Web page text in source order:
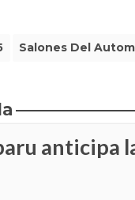
Salones Del
anticipa